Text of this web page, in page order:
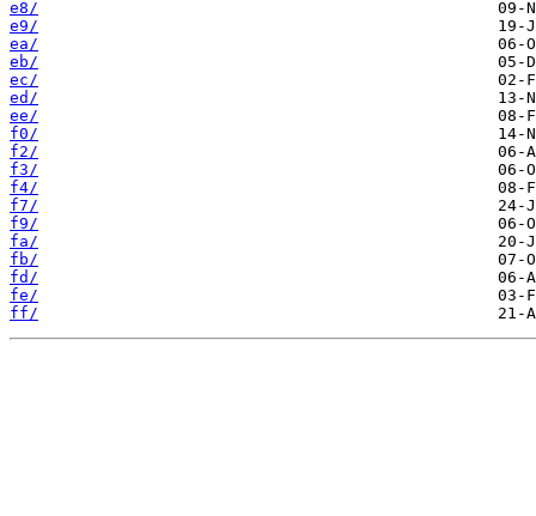
e8/
e9/
ea/
eb/
ec/
ed/
ee/
f0/
f2/
f3/
f4/
f7/
f9/
fa/
fb/
fd/
fe/
ff/